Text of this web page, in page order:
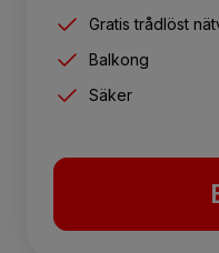
Gratis trådlöst
Balkong
Säker